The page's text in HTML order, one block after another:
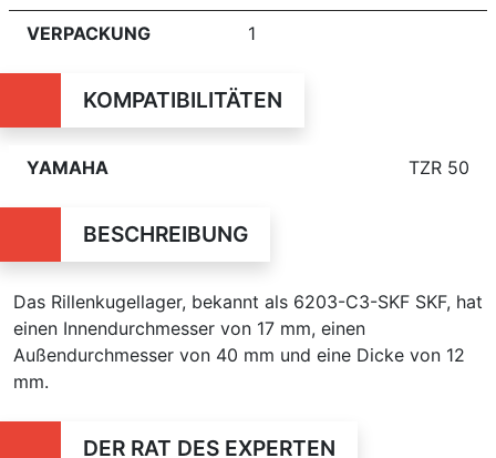
VERPACKUNG 1
KOMPATIBILITÄTEN
YAMAHA TZR 50
BESCHREIBUNG
Das Rillenkugellager, bekannt als 6203-C3-SKF SKF, hat
einen Innendurchmesser von 17 mm, einen
Außendurchmesser von 40 mm und eine Dicke von 12
mm.
DER RAT DES EXPERTEN